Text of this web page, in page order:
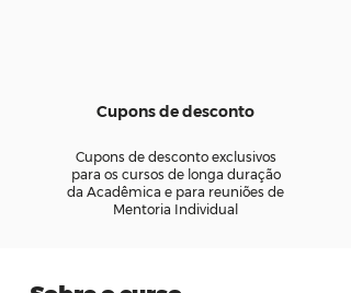
Cupons de desconto
Cupons de desconto exclusivos
para os cursos de longa duração
da Acadêmica e para reuniões de
Mentoria Individual